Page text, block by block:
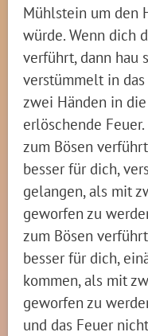
Mühlstein um den
würde. Wenn dich
verführt, dann hau
verstümmelt in
zwei Händen in
erlöschende
zum Bösen
besser für dich,
gelangen, als mit
geworfen zu
zum Bösen
besser für dich,
kommen, als mit
geworfen zu
und das Feuer